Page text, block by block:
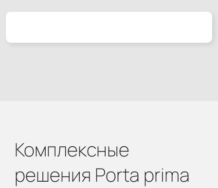
Комплексные
решения Porta prima